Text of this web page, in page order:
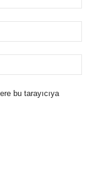
bu tarayıcıya